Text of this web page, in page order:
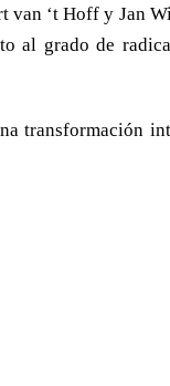
‘t Hoff y Jan
al grado de
transformación